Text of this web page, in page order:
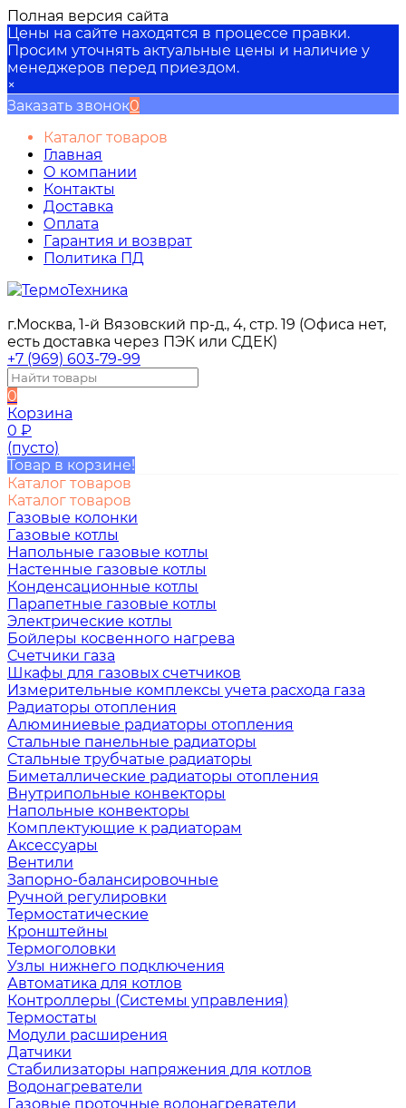
Полная версия сайта
Цены на сайте находятся в процессе правки.
Просим уточнять актуальные цены и наличие у
менеджеров перед приездом.
×
Заказать звонок0
Каталог товаров
Главная
О компании
Контакты
Доставка
Оплата
Гарантия и возврат
Политика ПД
г.Москва, 1-й Вязовский пр-д., 4, стр. 19 (Офиса нет,
есть доставка через ПЭК или СДЕК)
+7 (969) 603-79-99
0
Корзина
0 ₽
(пусто)
Товар в корзине!
Каталог товаров
Каталог товаров
Газовые колонки
Газовые котлы
Напольные газовые котлы
Настенные газовые котлы
Конденсационные котлы
Парапетные газовые котлы
Электрические котлы
Бойлеры косвенного нагрева
Счетчики газа
Шкафы для газовых счетчиков
Измерительные комплексы учета расхода газа
Радиаторы отопления
Алюминиевые радиаторы отопления
Стальные панельные радиаторы
Стальные трубчатые радиаторы
Биметаллические радиаторы отопления
Внутрипольные конвекторы
Напольные конвекторы
Комплектующие к радиаторам
Аксессуары
Вентили
Запорно-балансировочные
Ручной регулировки
Термостатические
Кронштейны
Термоголовки
Узлы нижнего подключения
Автоматика для котлов
Контроллеры (Системы управления)
Термостаты
Модули расширения
Датчики
Стабилизаторы напряжения для котлов
Водонагреватели
Газовые проточные водонагреватели